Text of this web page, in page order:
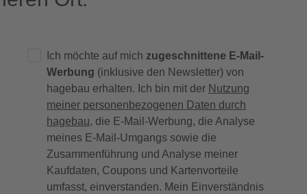
Ich möchte auf mich zugeschnittene E-Mail-
Werbung (inklusive den Newsletter) von
hagebau erhalten. Ich bin mit der Nutzung
meiner personenbezogenen Daten durch
hagebau, die E-Mail-Werbung, die Analyse
meines E-Mail-Umgangs sowie die
Zusammenführung und Analyse meiner
Kaufdaten, Coupons und Kartenvorteile
umfasst, einverstanden. Mein Einverständnis